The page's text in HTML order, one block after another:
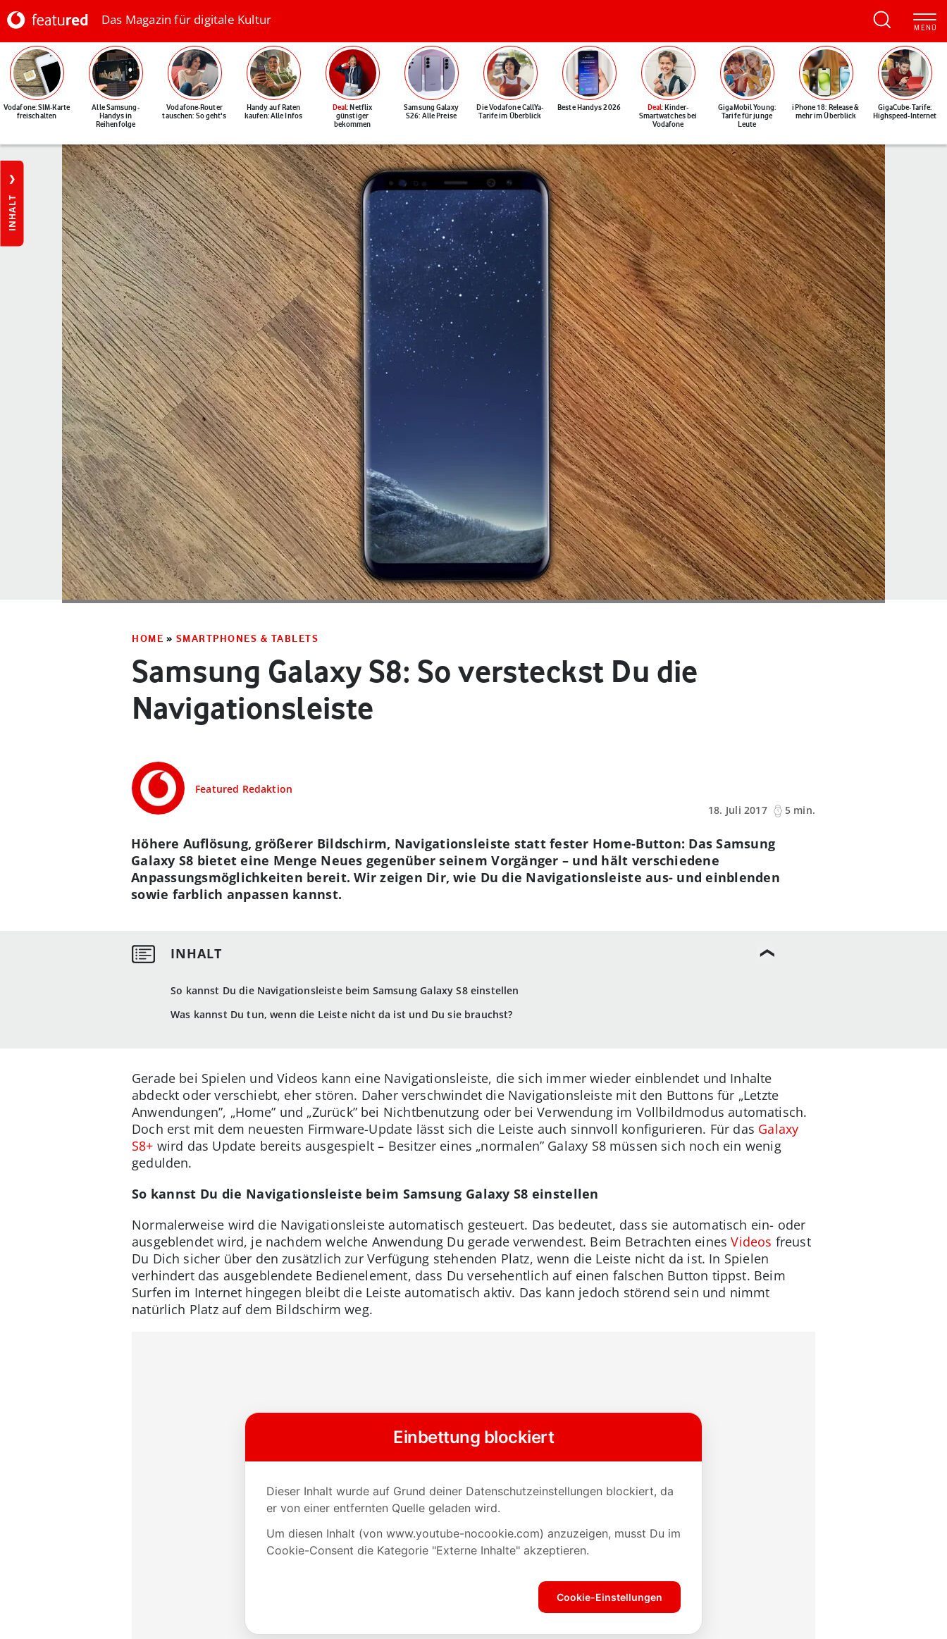
Das Magazin für digitale Kultur
Vodafone: SIM-Karte
freischalten
Alle Samsung-
Handys in
Reihenfolge
Vodafone-Router
tauschen: So geht's
Handy auf Raten
kaufen: Alle Infos
Deal: Netflix
günstiger
bekommen
Samsung Galaxy
S26: Alle Preise
Die Vodafone CallYa-
Tarife im Überblick
Beste Handys 2026 Deal: Kinder-
Smartwatches bei
Vodafone
GigaMobil Young:
Tarife für junge
Leute
iPhone 18: Release &
mehr im Überblick
GigaCube-Tarife:
Highspeed-Internet
INHALT
HOME » SMARTPHONES & TABLETS
Samsung Galaxy S8: So versteckst Du die
Navigationsleiste
Featured Redaktion
18. Juli 2017
5 min.
So kannst Du die Navigationsleiste beim Samsung Galaxy S8 einstellen
Was kannst Du tun, wenn die Leiste nicht da ist und Du sie brauchst?
Höhere Auflösung, größerer Bildschirm, Navigationsleiste statt fester Home-Button: Das Samsung
Galaxy S8 bietet eine Menge Neues gegenüber seinem Vorgänger – und hält verschiedene
Anpassungsmöglichkeiten bereit. Wir zeigen Dir, wie Du die Navigationsleiste aus- und einblenden
sowie farblich anpassen kannst.
Gerade bei Spielen und Videos kann eine Navigationsleiste, die sich immer wieder einblendet und Inhalte
abdeckt oder verschiebt, eher stören. Daher verschwindet die Navigationsleiste mit den Buttons für „Letzte
Anwendungen”, „Home” und „Zurück” bei Nichtbenutzung oder bei Verwendung im Vollbildmodus automatisch.
Doch erst mit dem neuesten Firmware-Update lässt sich die Leiste auch sinnvoll konfigurieren. Für das Galaxy
S8+ wird das Update bereits ausgespielt – Besitzer eines „normalen” Galaxy S8 müssen sich noch ein wenig
gedulden.
So kannst Du die Navigationsleiste beim Samsung Galaxy S8 einstellen
Normalerweise wird die Navigationsleiste automatisch gesteuert. Das bedeutet, dass sie automatisch ein- oder
ausgeblendet wird, je nachdem welche Anwendung Du gerade verwendest. Beim Betrachten einesVideos freust
Du Dich sicher über den zusätzlich zur Verfügung stehenden Platz, wenn die Leiste nicht da ist. In Spielen
verhindert das ausgeblendete Bedienelement, dass Du versehentlich auf einen falschen Button tippst. Beim
Surfen im Internet hingegen bleibt die Leiste automatisch aktiv. Das kann jedoch störend sein und nimmt
natürlich Platz auf dem Bildschirm weg.